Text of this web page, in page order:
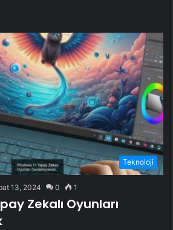
Teknoloji
13, 2024 0 1
Zekalı Oyunları